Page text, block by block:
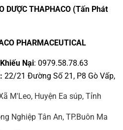
thể
được
trang
phẩm
DƯỢC THAPHACO (Tấn Phát
PHARMACEUTICAL
Khiếu Nại: 0979.58.78.63
22/21 Đường Số 21, P8 Gò Vấp,
M'Leo, Huyện Ea súp, Tỉnh
Nghiệp Tân An, TP.Buôn Ma